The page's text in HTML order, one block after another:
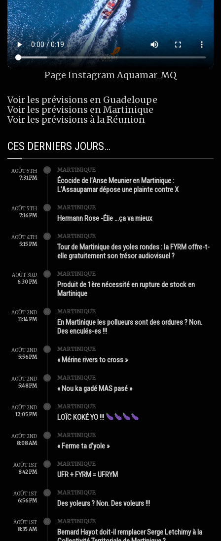
Page InstagramAquamar_MQ
Voir les prévisions en Guadeloupe
Voir les prévisions en Martinique
Voir les prévisions à la Réunion
CES DERNIERS JOURS…
AOÛT 5TH
7:31 PM
MARTINIQUE
Écocide de l’Anse Meunier en Martinique :
L’Assaupamar dépose une plainte contre X
AOÛT 5TH
7:16 PM
MARTINIQUE
Hermann Rose -Élie …ça va mieux
AOÛT 4TH
5:15 PM
MARTINIQUE
Tour de Martinique des yoles rondes : la FYRM offre-t-
elle gratuitement son trésor audiovisuel ?
AOÛT 3RD
6:30 PM
MARTINIQUE
Produit de 1ère nécessité en rupture de stock en
Martinique
AOÛT 2ND
11:14 PM
MARTINIQUE
En Martinique les pollueurs sont des ordures ? Non.
Des enculés-es !!!
AOÛT 2ND
5:56 PM
MARTINIQUE
« Mérine rivers to cross »
AOÛT 2ND
5:48 PM
MARTINIQUE
« Nou ka gadé MAS pasé »
AOÛT 2ND
12:05 PM
MARTINIQUE
LOÏC KOKÉ YO !!!
AOÛT 2ND
8:08 AM
MARTINIQUE
« Ferme ta d’yole »
AOÛT 1ST
8:42 PM
MARTINIQUE
UFR + FYRM = UFRYM
AOÛT 1ST
6:56 PM
MARTINIQUE
Des yoleurs ? Non. Des voleurs !!!
AOÛT 1ST
8:35 AM
MARTINIQUE
Bernard Hayot doit-il remplacer Serge Letchimy à la